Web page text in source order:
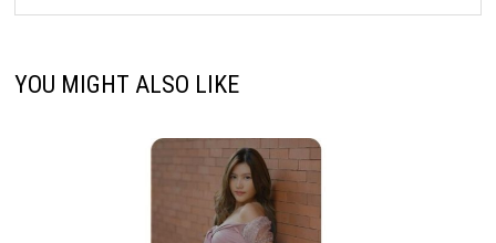
YOU MIGHT ALSO LIKE